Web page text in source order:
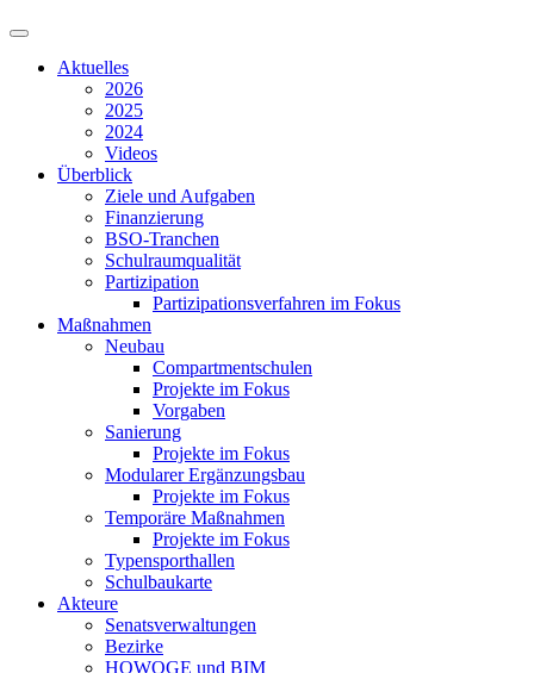
Aktuelles
2026
2025
2024
Videos
Überblick
Ziele und Aufgaben
Finanzierung
BSO-Tranchen
Schulraum­qualität
Partizipation
Partizipations­verfahren im Fokus
Maßnahmen
Neubau
Compartmentschulen
Projekte im Fokus
Vorgaben
Sanierung
Projekte im Fokus
Modularer Ergänzungsbau
Projekte im Fokus
Temporäre Maßnahmen
Projekte im Fokus
Typensporthallen
Schulbaukarte
Akteure
Senats­verwaltungen
Bezirke
HOWOGE und BIM